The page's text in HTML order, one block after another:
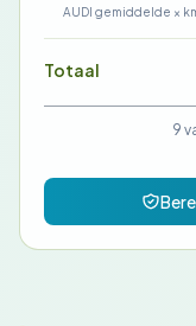
AUDI gemiddelde ×
Totaal
9